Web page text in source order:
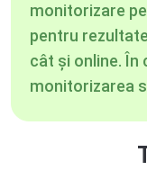
monitorizare
pentru
cât și online. În
monitorizarea